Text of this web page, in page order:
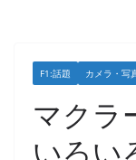
F1:話題 カメラ・写
マクラ
いろい